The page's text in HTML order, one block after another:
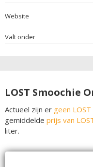
Website
Valt onder
LOST Smoochie
Actueel zijn er geen
gemiddelde prijs van
liter.